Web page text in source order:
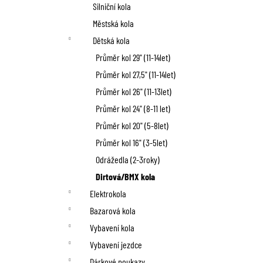
Silniční kola
Městská kola
Dětská kola
Průměr kol 29" (11-14let)
Průměr kol 27,5" (11-14let)
Průměr kol 26" (11-13let)
Průměr kol 24" (8-11 let)
Průměr kol 20" (5-8let)
Průměr kol 16" (3-5let)
Odrážedla (2-3roky)
Dirtová/BMX kola
Elektrokola
Bazarová kola
Vybavení kola
Vybavení jezdce